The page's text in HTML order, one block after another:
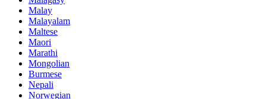
Malay
Malayalam
Maltese
Maori
Marathi
Mongolian
Burmese
Nepali
Norwegian